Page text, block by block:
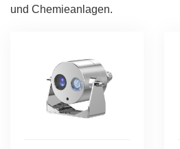
und Chemieanlagen.